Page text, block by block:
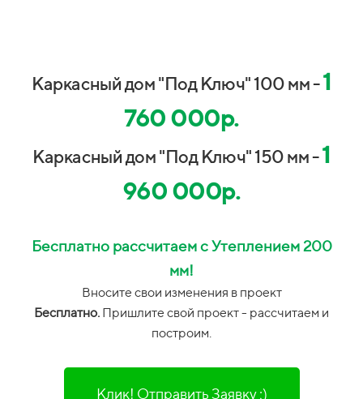
Каркасный дом "Под Ключ" 100 мм -1
760 000р.
Каркасный дом "Под Ключ" 150 мм -1
960 000р.
Бесплатно рассчитаем с Утеплением 200
мм!
Вносите свои изменения в проект
Бесплатно. Пришлите свой проект - рассчитаем и
построим.
Клик! Отправить Заявку ;)